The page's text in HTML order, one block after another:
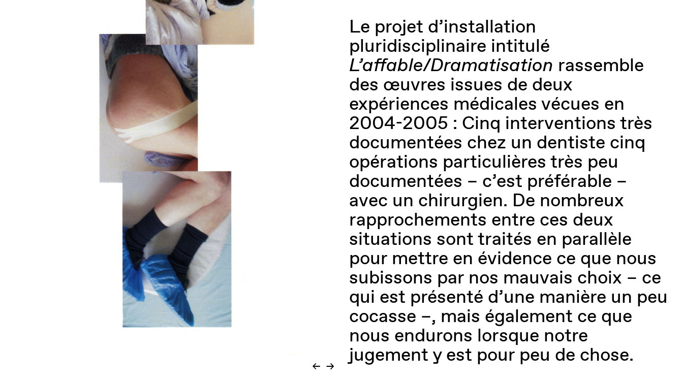
Le projet d’installation
pluridisciplinaire intitulé
L’affable/Dramatisation rassemble
des œuvres issues de deux
expériences médicales vécues en
2004-2005 : Cinq interventions très
documentées chez un dentiste cinq
opérations particulières très peu
documentées – c’est préférable –
avec un chirurgien. De nombreux
rapprochements entre ces deux
situations sont traités en parallèle
pour mettre en évidence ce que nous
subissons par nos mauvais choix – ce
qui est présenté d’une manière un peu
cocasse –, mais également ce que
nous endurons lorsque notre
jugement y est pour peu de chose.